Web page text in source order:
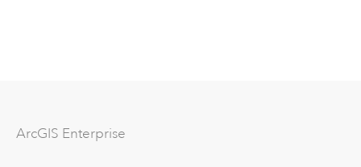
ArcGIS Enterprise